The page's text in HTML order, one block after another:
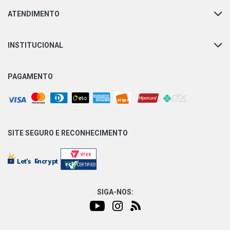
2002)
DIESEL (2000 - 2002)
SPRINTER 312 LUXO 12 LUGARES VAN 2.5 8V DIESEL
(2000 - 2002)
SPRINTER 312 LUXO 16 LUGARES VAN 2.5 8V DIESEL
ATENDIMENTO
INSTITUCIONAL
PAGAMENTO
SITE SEGURO E RECONHECIMENTO
SIGA-NOS: